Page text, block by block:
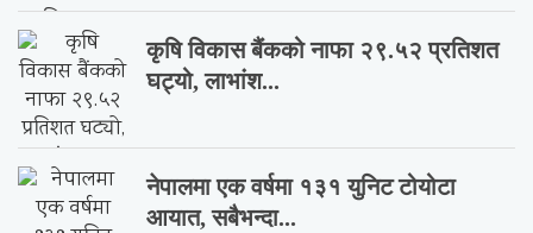
कृषि विकास बैंकको नाफा २९.५२ प्रतिशत
घट्यो, लाभांश...
नेपालमा एक वर्षमा १३१ युनिट टोयोटा
आयात, सबैभन्दा...